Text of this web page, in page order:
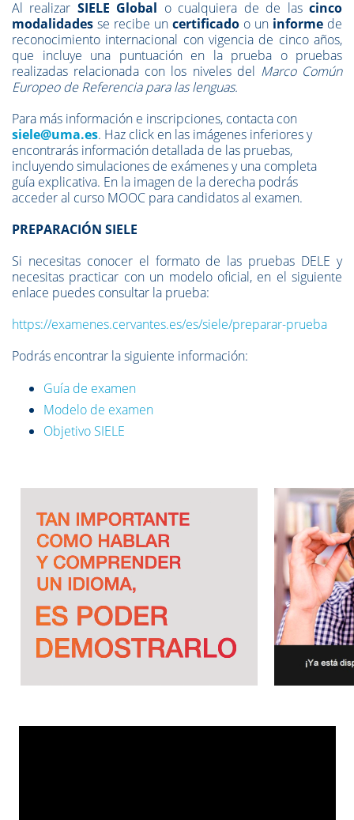
Al realizar SIELE Global o cualquiera de de lascinco
modalidades se recibe un certificado o un informe de
reconocimiento internacional con vigencia de cinco años,
que incluye una puntuación en la prueba o pruebas
realizadas relacionada con los niveles del Marco Común
Europeo de Referencia para las lenguas.
Para más información e inscripciones, contacta con
siele@uma.es. Haz click en las imágenes inferiores y
encontrarás información detallada de las pruebas,
incluyendo simulaciones de exámenes y una completa
guía explicativa. En la imagen de la derecha podrás
acceder al curso MOOC para candidatos al examen.
PREPARACIÓN SIELE
Si necesitas conocer el formato de las pruebas DELE y
necesitas practicar con un modelo oficial, en el siguiente
enlace puedes consultar la prueba:
https://examenes.cervantes.es/es/siele/preparar-prueba
Podrás encontrar la siguiente información:
Guía de examen
Modelo de examen
Objetivo SIELE